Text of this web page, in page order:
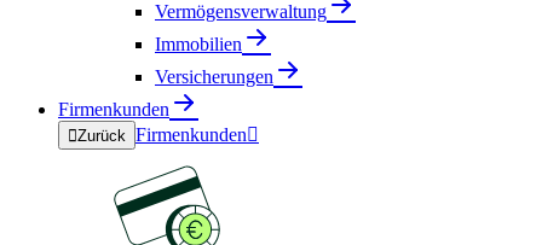
Vermögensverwaltung
Immobilien
Versicherungen
Firmenkunden
Zurück Firmenkunden